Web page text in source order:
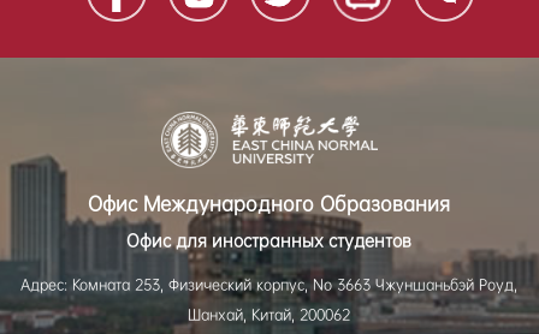
Офис Международного Образования
Офис для иностранных студентов
Адрес: Комната 253, Физический корпус, No 3663 Чжуншаньбэй Роуд,
Шанхай, Китай, 200062